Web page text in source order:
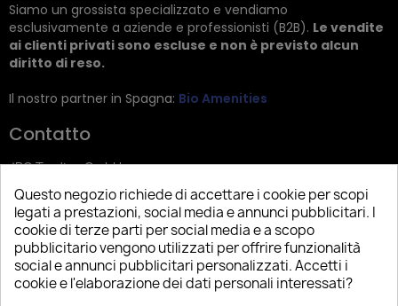
Siamo un grossista specializzato e vendiamo
esclusivamente a aziende e professionisti (B2B). Le vendite
ai clienti privati sono escluse e non è previsto alcun
diritto di reso.
Il nostro partner in Spagna: Bio Amenities
Contatto
JRG Trading GmbH
Zietenstr. 9
12244 Berlin
Tel: +49 (0)30 2357 3470
info@top-amenities.com
Questo negozio richiede di accettare i cookie per scopi
legati a prestazioni, social media e annunci pubblicitari. I
cookie di terze parti per social media e a scopo
pubblicitario vengono utilizzati per offrire funzionalità
social e annunci pubblicitari personalizzati. Accetti i
cookie e l'elaborazione dei dati personali interessati?